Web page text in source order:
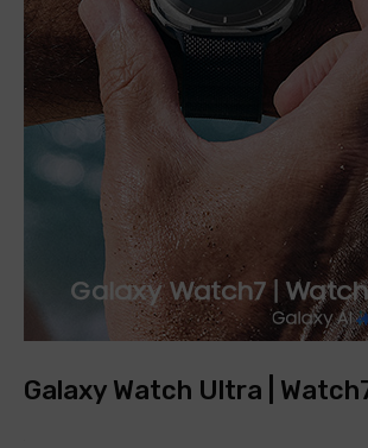
Galaxy Watch Ultra |